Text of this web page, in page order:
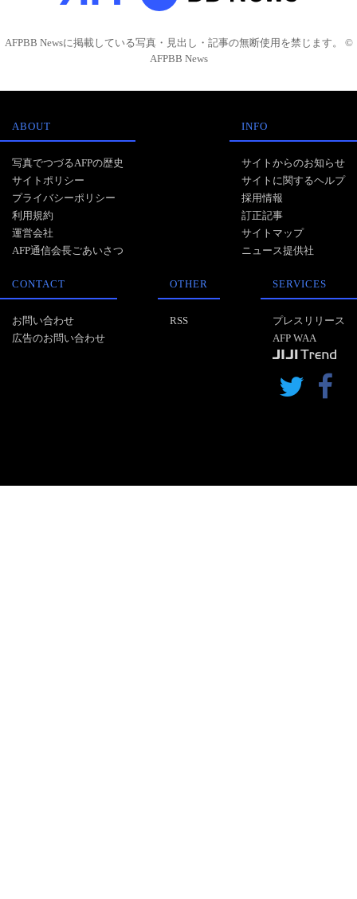
AFPBB Newsに掲載している写真・見出し・記事の無断使用を禁じます。 ©
AFPBB News
ABOUT
写真でつづるAFPの歴史
サイトポリシー
プライバシーポリシー
利用規約
運営会社
AFP通信会長ごあいさつ
INFO
サイトからのお知らせ
サイトに関するヘルプ
採用情報
訂正記事
サイトマップ
ニュース提供社
CONTACT
お問い合わせ
広告のお問い合わせ
OTHER
RSS
SERVICES
プレスリリース
AFP WAA